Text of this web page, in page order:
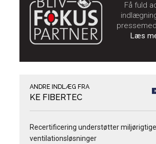
Få fuld
Læs
ANDRE INDLÆG FRA
KE FIBERTEC
Recertificering understøtter miljørigtige
ventilationsløsninger